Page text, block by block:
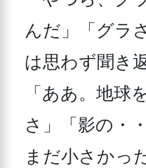
んだ」「グラ
は思わず聞き
「ああ。地球
さ」「影の・
まだ小さかっ